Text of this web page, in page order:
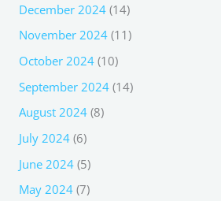
December 2024(14)
November 2024(11)
October 2024(10)
September 2024(14)
August 2024(8)
July 2024(6)
June 2024(5)
May 2024(7)